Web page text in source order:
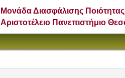
Μονάδα Διασφάλισης Ποιότητας
Αριστοτέλειο Πανεπιστήμιο